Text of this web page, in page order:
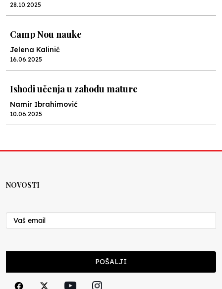
28.10.2025
Camp Nou nauke
Jelena Kalinić
16.06.2025
Ishodi učenja u zahodu mature
Namir Ibrahimović
10.06.2025
Nenad Veličković
29.10.2024
Cuke i djeca
NOVOSTI
POŠALJI